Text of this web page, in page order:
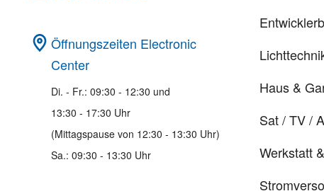
Öffnungszeiten Electronic
Center
Di. - Fr.: 09:30 - 12:30 und
13:30 - 17:30 Uhr
(Mittagspause von 12:30 - 13:30 Uhr)
Sa.: 09:30 - 13:30 Uhr
Haus &
Sat / TV /
Werkstatt